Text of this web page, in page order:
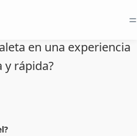
=
en una experiencia
y rápida?